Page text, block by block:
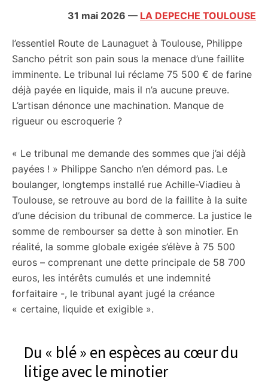
31 mai 2026 — LA DEPECHE TOULOUSE
l’essentiel Route de Launaguet à Toulouse, Philippe
Sancho pétrit son pain sous la menace d’une faillite
imminente. Le tribunal lui réclame 75 500 € de farine
déjà payée en liquide, mais il n’a aucune preuve.
L’artisan dénonce une machination. Manque de
rigueur ou escroquerie ?
« Le tribunal me demande des sommes que j’ai déjà
payées ! » Philippe Sancho n’en démord pas. Le
boulanger, longtemps installé rue Achille-Viadieu à
Toulouse, se retrouve au bord de la faillite à la suite
d’une décision du tribunal de commerce. La justice le
somme de rembourser sa dette à son minotier. En
réalité, la somme globale exigée s’élève à 75 500
euros – comprenant une dette principale de 58 700
euros, les intérêts cumulés et une indemnité
forfaitaire -, le tribunal ayant jugé la créance
« certaine, liquide et exigible ».
Du « blé » en espèces au cœur du
litige avec le minotier